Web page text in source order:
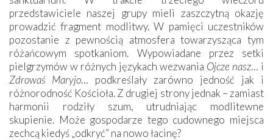
przedstawiciele naszej grupy mieli zaszczytną okazję
prowadzić fragment modlitwy. W pamięci uczestników
pozostanie z pewnością atmosfera towarzysząca tym
różańcowym spotkaniom. Wypowiadane przez setki
pielgrzymów w różnych językach wezwania Ojcze nasz… i
Zdrowaś Maryjo… podkreślały zarówno jedność jak i
różnorodność Kościoła. Z drugiej strony jednak – zamiast
harmonii rodziły szum, utrudniając modlitewne
skupienie. Może gospodarze tego cudownego miejsca
zechcą kiedyś „odkryć” na nowo łacinę?